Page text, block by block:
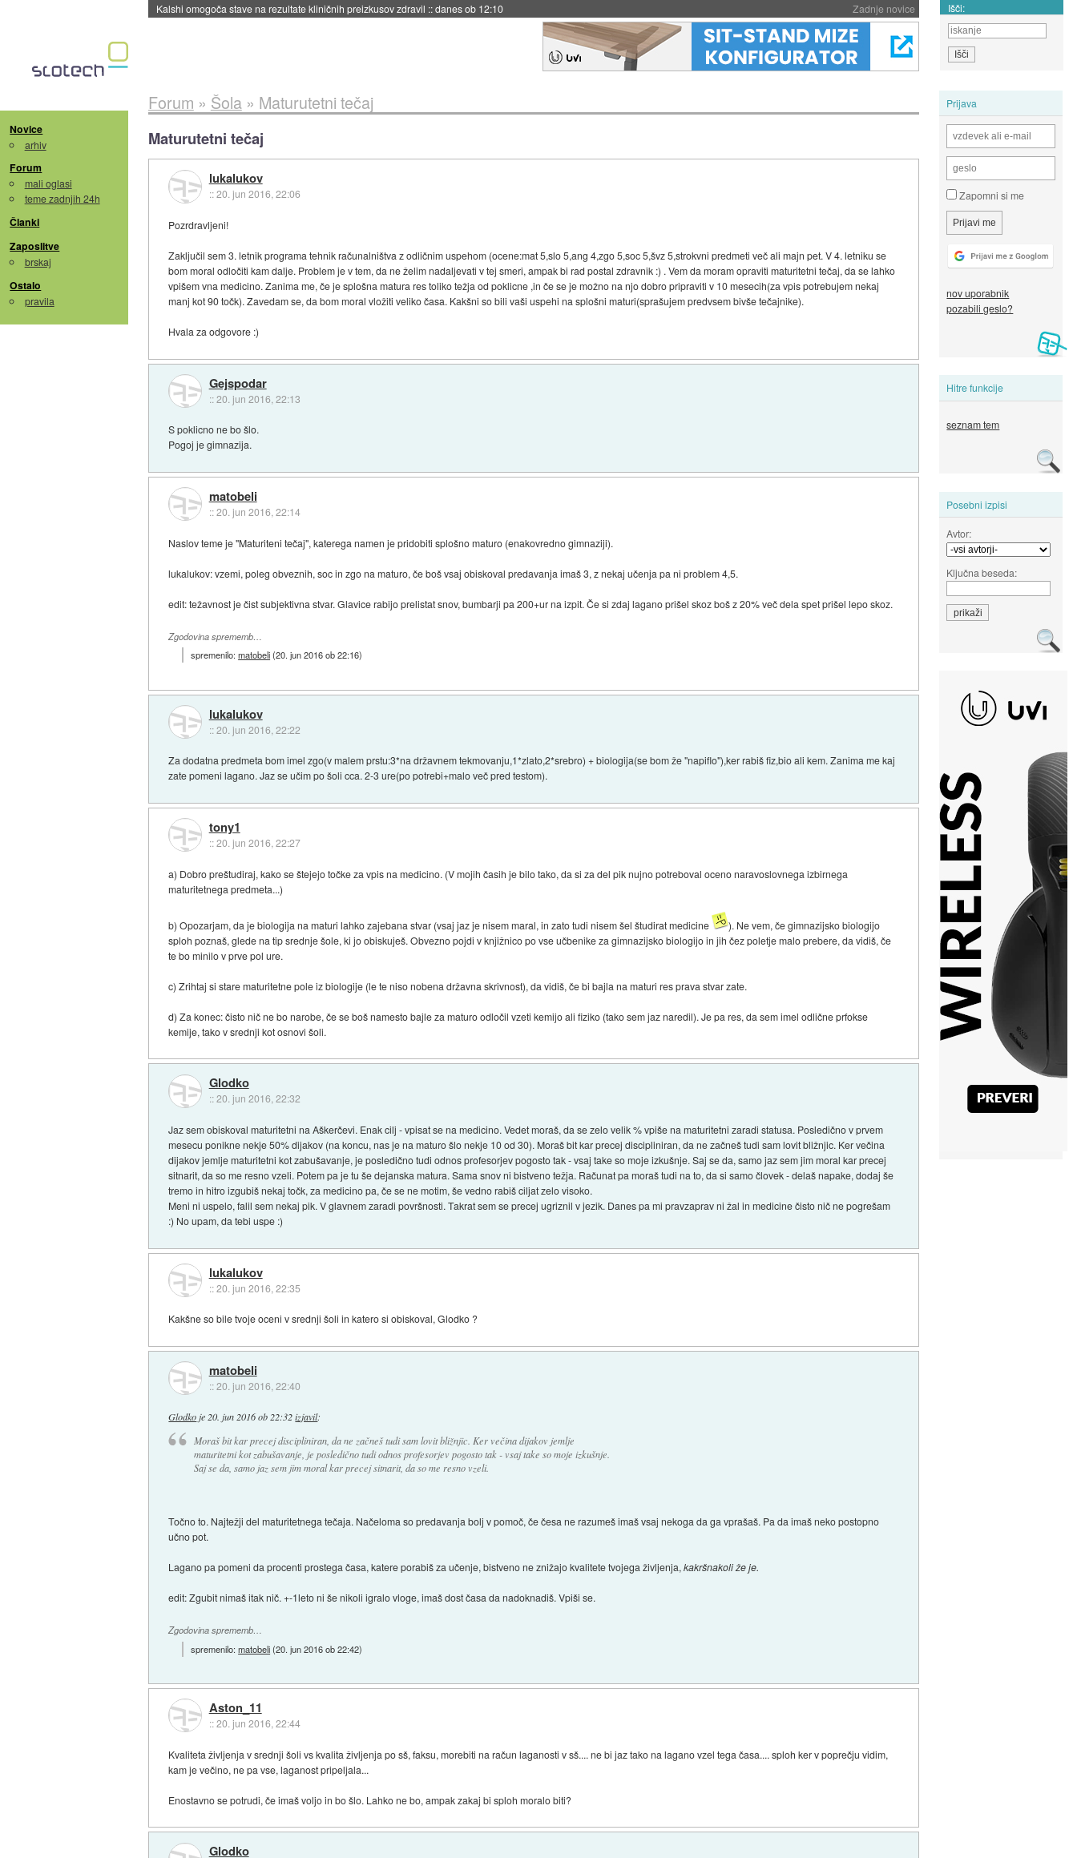
Zadnje novice
Sandisk že prodal več kot polovico SSD-jev za naslednji dve leti::danes ob 11:37 Išči:
Novice
arhiv
Forum
mali oglasi
teme zadnjih 24h
Članki
Zaposlitve
brskaj
Ostalo
pravila
Prijava
Zapomni si me
nov uporabnik
pozabili geslo?
Hitre funkcije
seznam tem
Posebni izpisi
Avtor:
Ključna beseda:
Forum » Šola» Maturutetni tečaj
Maturutetni tečaj
lukalukov
::20. jun 2016, 22:06
Pozrdravljeni!
Zaključil sem 3. letnik programa tehnik računalništva z odličnim uspehom (ocene:mat 5,slo 5,ang 4,zgo 5,soc 5,švz 5,strokvni predmeti več ali majn pet. V 4. letniku se
bom moral odločiti kam dalje. Problem je v tem, da ne želim nadaljevati v tej smeri, ampak bi rad postal zdravnik :) . Vem da moram opraviti maturitetni tečaj, da se lahko
vpišem vna medicino. Zanima me, če je splošna matura res toliko težja od poklicne ,in če se je možno na njo dobro pripraviti v 10 mesecih(za vpis potrebujem nekaj
manj kot 90 točk). Zavedam se, da bom moral vložiti veliko časa. Kakšni so bili vaši uspehi na splošni maturi(sprašujem predvsem bivše tečajnike).
Hvala za odgovore :)
Gejspodar
::20. jun 2016, 22:13
S poklicno ne bo šlo.
Pogoj je gimnazija.
matobeli
::20. jun 2016, 22:14
Naslov teme je "Maturiteni tečaj", katerega namen je pridobiti splošno maturo (enakovredno gimnaziji).
lukalukov: vzemi, poleg obveznih, soc in zgo na maturo, če boš vsaj obiskoval predavanja imaš 3, z nekaj učenja pa ni problem 4,5.
edit: težavnost je čist subjektivna stvar. Glavice rabijo prelistat snov, bumbarji pa 200+ur na izpit. Če si zdaj lagano prišel skoz boš z 20% več dela spet prišel lepo skoz.
Zgodovina sprememb…
spremenilo:matobeli(20. jun 2016 ob 22:16)
lukalukov
::20. jun 2016, 22:22
Za dodatna predmeta bom imel zgo(v malem prstu:3*na državnem tekmovanju,1*zlato,2*srebro) + biologija(se bom že "napiflo"),ker rabiš fiz,bio ali kem. Zanima me kaj
zate pomeni lagano. Jaz se učim po šoli cca. 2-3 ure(po potrebi+malo več pred testom).
tony1
::20. jun 2016, 22:27
a) Dobro preštudiraj, kako se štejejo točke za vpis na medicino. (V mojih časih je bilo tako, da si za del pik nujno potreboval oceno naravoslovnega izbirnega
maturitetnega predmeta...)
b) Opozarjam, da je biologija na maturi lahko zajebana stvar (vsaj jaz je nisem maral, in zato tudi nisem šel študirat medicine
). Ne vem, če gimnazijsko biologijo
sploh poznaš, glede na tip srednje šole, ki jo obiskuješ. Obvezno pojdi v knjižnico po vse učbenike za gimnazijsko biologijo in jih čez poletje malo prebere, da vidiš, če
te bo minilo v prve pol ure.
c) Zrihtaj si stare maturitetne pole iz biologije (le te niso nobena državna skrivnost), da vidiš, če bi bajla na maturi res prava stvar zate.
d) Za konec: čisto nič ne bo narobe, če se boš namesto bajle za maturo odločil vzeti kemijo ali fiziko (tako sem jaz naredil). Je pa res, da sem imel odlične prfokse
kemije, tako v srednji kot osnovi šoli.
Glodko
::20. jun 2016, 22:32
Jaz sem obiskoval maturitetni na Aškerčevi. Enak cilj - vpisat se na medicino. Vedet moraš, da se zelo velik % vpiše na maturitetni zaradi statusa. Posledično v prvem
mesecu ponikne nekje 50% dijakov (na koncu, nas je na maturo šlo nekje 10 od 30). Moraš bit kar precej discipliniran, da ne začneš tudi sam lovit bližnjic. Ker večina
dijakov jemlje maturitetni kot zabušavanje, je posledično tudi odnos profesorjev pogosto tak - vsaj take so moje izkušnje. Saj se da, samo jaz sem jim moral kar precej
sitnarit, da so me resno vzeli. Potem pa je tu še dejanska matura. Sama snov ni bistveno težja. Računat pa moraš tudi na to, da si samo človek - delaš napake, dodaj še
tremo in hitro izgubiš nekaj točk, za medicino pa, če se ne motim, še vedno rabiš ciljat zelo visoko.
Meni ni uspelo, falil sem nekaj pik. V glavnem zaradi površnosti. Takrat sem se precej ugriznil v jezik. Danes pa mi pravzaprav ni žal in medicine čisto nič ne pogrešam
:) No upam, da tebi uspe :)
lukalukov
::20. jun 2016, 22:35
Kakšne so bile tvoje oceni v srednji šoli in katero si obiskoval, Glodko ?
matobeli
::20. jun 2016, 22:40
Glodko je 20. jun 2016 ob 22:32 izjavil:
Moraš bit kar precej discipliniran, da ne začneš tudi sam lovit bližnjic. Ker večina dijakov jemlje
maturitetni kot zabušavanje, je posledično tudi odnos profesorjev pogosto tak - vsaj take so moje izkušnje.
Saj se da, samo jaz sem jim moral kar precej sitnarit, da so me resno vzeli.
Točno to. Najtežji del maturitetnega tečaja. Načeloma so predavanja bolj v pomoč, če česa ne razumeš imaš vsaj nekoga da ga vprašaš. Pa da imaš neko postopno
učno pot.
Lagano pa pomeni da procenti prostega časa, katere porabiš za učenje, bistveno ne znižajo kvalitete tvojega življenja,kakršnakoli že je.
edit: Zgubit nimaš itak nič. +-1leto ni še nikoli igralo vloge, imaš dost časa da nadoknadiš. Vpiši se.
Zgodovina sprememb…
spremenilo:matobeli(20. jun 2016 ob 22:42)
Aston_11
::20. jun 2016, 22:44
Kvaliteta življenja v srednji šoli vs kvalita življenja po sš, faksu, morebiti na račun laganosti v sš.... ne bi jaz tako na lagano vzel tega časa.... sploh ker v poprečju vidim,
kam je večino, ne pa vse, laganost pripeljala...
Enostavno se potrudi, če imaš voljo in bo šlo. Lahko ne bo, ampak zakaj bi sploh moralo biti?
Glodko